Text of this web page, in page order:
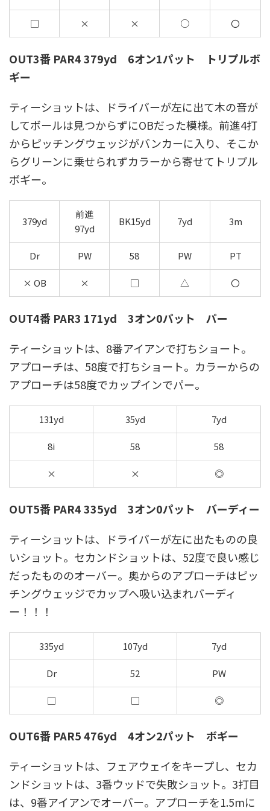
□ × × ○ 〇
OUT3番 PAR4 379yd 6オン1パット トリプルボ
ギー
ティーショットは、ドライバーが左に出て木の音が
してボールは見つからずにOBだった模様。前進4打
からピッチングウェッジがバンカーに入り、そこか
らグリーンに乗せられずカラーから寄せてトリプル
ボギー。
379yd
前進
97yd
BK15yd 7yd 3m
Dr PW 58 PW PT
× OB × □ △ 〇
OUT4番 PAR3 171yd 3オン0パット パー
ティーショットは、8番アイアンで打ちショート。
アプローチは、58度で打ちショート。カラーからの
アプローチは58度でカップインでパー。
131yd 35yd 7yd
8i 58 58
× × ◎
OUT5番 PAR4 335yd 3オン0パット バーディー
ティーショットは、ドライバーが左に出たものの良
いショット。セカンドショットは、52度で良い感じ
だったもののオーバー。奥からのアプローチはピッ
チングウェッジでカップへ吸い込まれバーディ
ー！！！
335yd 107yd 7yd
Dr 52 PW
□ □ ◎
OUT6番 PAR5 476yd 4オン2パット ボギー
ティーショットは、フェアウェイをキープし、セカ
ンドショットは、3番ウッドで失敗ショット。3打目
は、9番アイアンでオーバー。アプローチを1.5mに